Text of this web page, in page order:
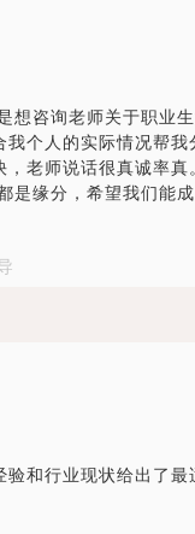
想咨询老师关于职业
个人的实际情况帮我
老师说话很真诚率
是缘分，希望我们能
和行业现状给出了最